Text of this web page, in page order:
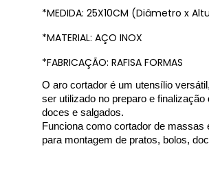
*MEDIDA: 25X10CM (Diâmetro x
*MATERIAL: AÇO INOX
*FABRICAÇÃO: RAFISA FORMAS
O aro cortador é um utensílio
ser utilizado no preparo e finalização
doces e salgados.
Funciona como cortador de massas
para montagem de pratos, bolos,